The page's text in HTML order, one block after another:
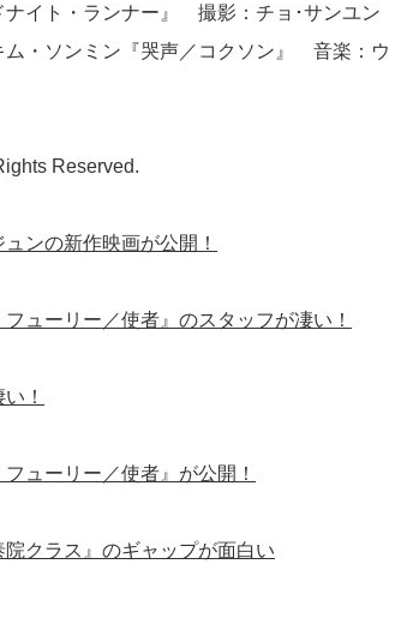
ナイト・ランナー』 撮影：チョ･サンユン
・ソンミン『哭声／コクソン』 音楽：ウ
Reserved.
ンの新作映画が公開！
ューリー／使者』のスタッフが凄い！
！
ューリー／使者』が公開！
クラス』のギャップが面白い